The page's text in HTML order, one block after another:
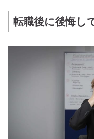
転職後に後悔し